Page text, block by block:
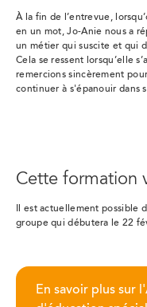
À la fin de l’entrevue,
en un mot, Jo-Anie nous a
un métier qui suscite et qui
Cela se ressent lorsqu’elle
remercions sincèrement
continuer à s'épanouir dans
Cette formation
Il est actuellement possible
groupe qui débutera le 22
En savoir plus sur